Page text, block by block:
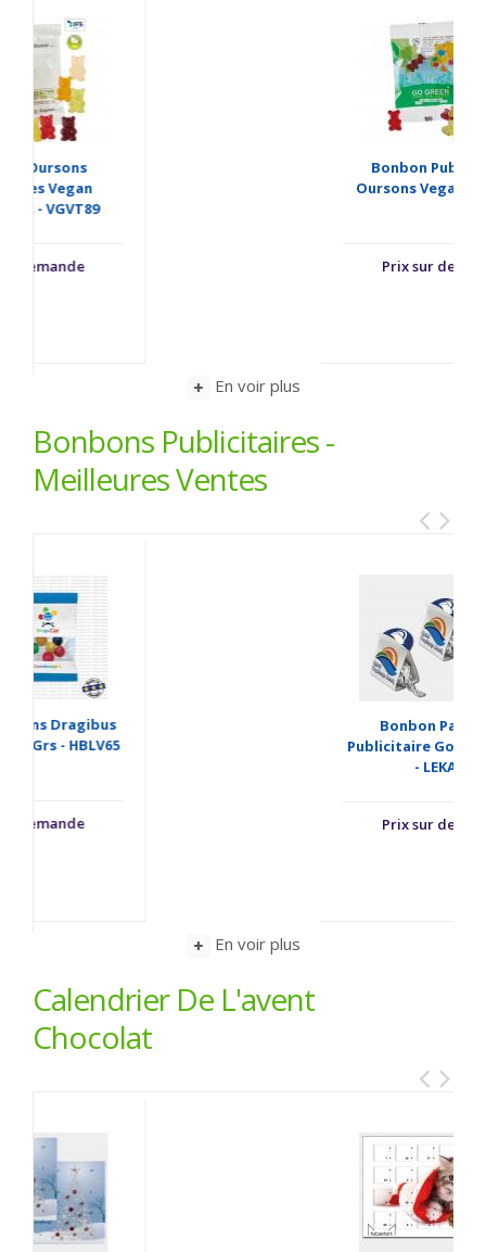
Bonbon Publicitaire
Oursons Vegan - VGBR52
En voir plus
Bonbons Publicitaires -
Meilleures Ventes
Bonbon Papillote
Publicitaire Gout Chocolat
En voir plus
Calendrier De L'avent
Chocolat